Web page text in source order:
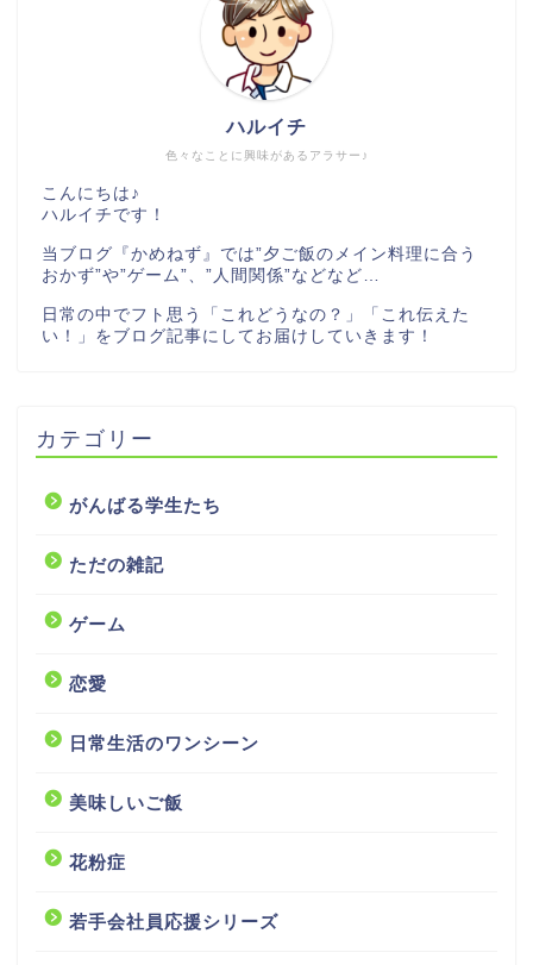
色々なことに興味があるアラサー♪
ハルイチ
こんにちは♪
ハルイチです！
当ブログ『かめねず』では”夕ご飯のメイン料理に合う
おかず”や”ゲーム”、”人間関係”などなど…
日常の中でフト思う「これどうなの？」「これ伝えた
い！」をブログ記事にしてお届けしていきます！
カテゴリー
がんばる学生たち
ただの雑記
ゲーム
恋愛
日常生活のワンシーン
美味しいご飯
花粉症
若手会社員応援シリーズ